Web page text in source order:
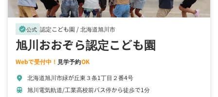
verified公式 認定こども園 /北海道旭川市
旭川おおぞら認定こども園
Webで受付中！ 見学予約OK
location_on 北海道旭川市緑が丘東３条1丁目２番4号
train 旭川電気軌道/工業高校前バス停から徒歩で1分